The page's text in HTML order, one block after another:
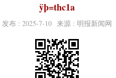
ÿþ=thc1a
发布 : 2025-7-10 来源 : 明报新闻网